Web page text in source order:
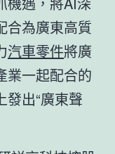
合為廣東高質
汽車零件將廣
業一起配合的
發出“廣東聲